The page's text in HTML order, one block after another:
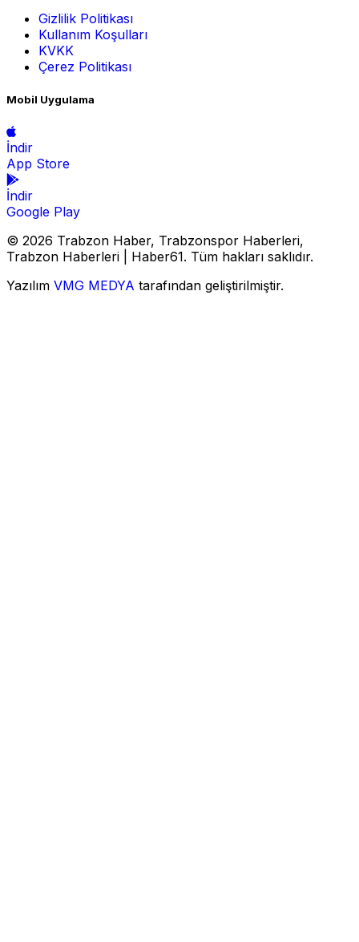
Gizlilik Politikası
Kullanım Koşulları
KVKK
Çerez Politikası
Mobil Uygulama
İndir
App Store
İndir
Google Play
© 2026 Trabzon Haber, Trabzonspor Haberleri,
Trabzon Haberleri | Haber61. Tüm hakları saklıdır.
Yazılım VMG MEDYA tarafından geliştirilmiştir.